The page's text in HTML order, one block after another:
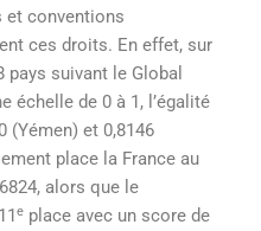
et conventions
ces droits. En effet, sur
suivant le Global
échelle de 0 à 1, l’égalité
(Yémen) et 0,8146
place la France au
alors que le
e place avec un score de